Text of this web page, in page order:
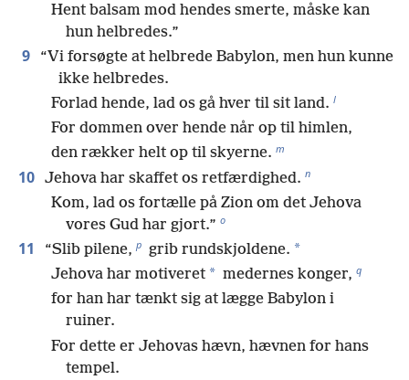
Hent balsam mod hendes smerte, måske kan
hun helbredes.”
9
“Vi forsøgte at helbrede Babylon, men hun kunne
ikke helbredes.
Forlad hende, lad os gå hver til sit land. l
For dommen over hende når op til himlen,
den rækker helt op til skyerne. m
10 Jehova har skaffet os retfærdighed. n
Kom, lad os fortælle på Zion om det Jehova
vores Gud har gjort.” o
11 “Slib pilene, p grib rundskjoldene. *
Jehova har motiveret * medernes konger, q
for han har tænkt sig at lægge Babylon i
ruiner.
For dette er Jehovas hævn, hævnen for hans
tempel.